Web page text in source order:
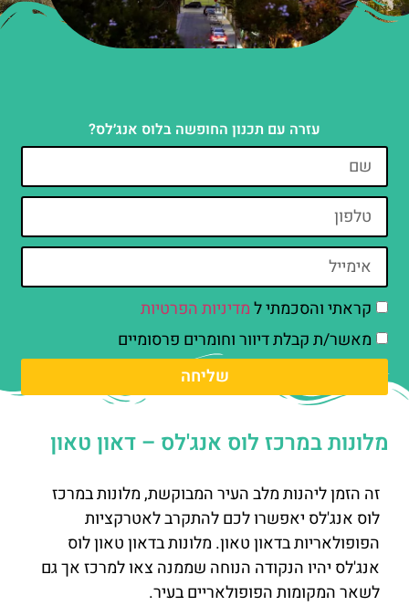
עזרה עם תכנון החופשה בלוס אנג׳לס?
קראתי והסכמתי למדיניות הפרטיות
מאשר/ת קבלת דיוור וחומרים פרסומיים
שליחה
מלונות במרכז לוס אנג'לס – דאון טאון
זה הזמן ליהנות מלב העיר המבוקשת, מלונות במרכז
לוס אנג'לס יאפשרו לכם להתקרב לאטרקציות
הפופולאריות בדאון טאון. מלונות בדאון טאון לוס
אנג'לס יהיו הנקודה הנוחה שממנה צאו למרכז אך גם
לשאר המקומות הפופולאריים בעיר.